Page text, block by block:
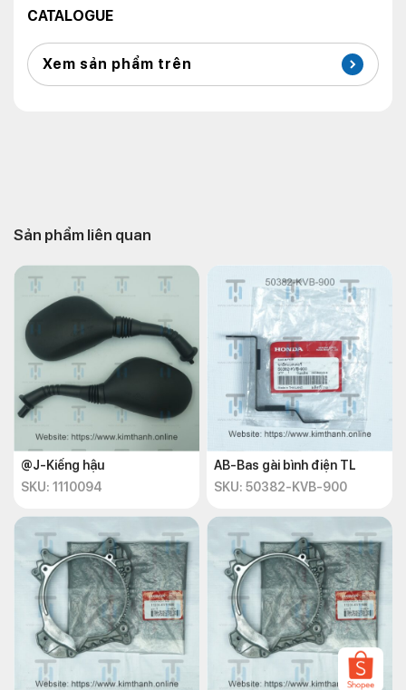
CATALOGUE
Xem sản phẩm trên
Sản phẩm liên quan
@J-Kiếng hậu
SKU: 1110094
AB-Bas gài bình điện TL
SKU: 50382-KVB-900